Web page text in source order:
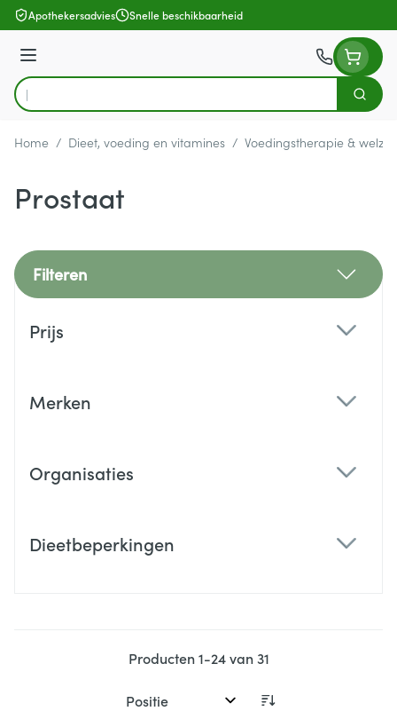
Ga naar de inhoud
Apothekersadvies Snelle beschikbaarheid
Menu
Product, merk, categorie...
Zoek
Home / Dieet, voeding en vitamines / Voedingstherapie & welzijn
Prostaat
Filteren
Prijs
Merken
Organisaties
Dieetbeperkingen
Producten1-24van31
Sorteer op: